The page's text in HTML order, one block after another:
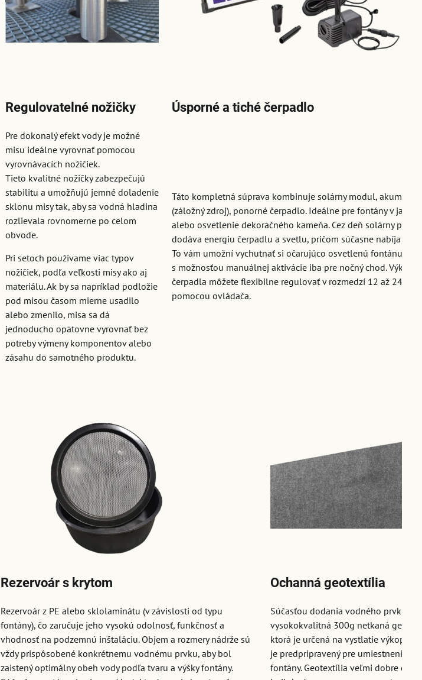
Regulovatelné nožičky Úsporné a tiché čerpadlo
Pre dokonalý efekt vody je možné
misu ideálne vyrovnať pomocou
vyrovnávacích nožičiek.
Tieto kvalitné nožičky zabezpečujú
stabilitu a umožňujú jemné doladenie
sklonu misy tak, aby sa vodná hladina
rozlievala rovnomerne po celom
obvode.
Pri setoch použivame viac typov
nožičiek, podľa veľkosti misy ako aj
materiálu. Ak by sa napríklad podložie
pod misou časom mierne usadilo
alebo zmenilo, misa sa dá
jednoducho opätovne vyrovnať bez
potreby výmeny komponentov alebo
zásahu do samotného produktu.
Táto kompletná súprava kombinuje solárny modul,
(záložný zdroj), ponorné čerpadlo. Ideálne pre fontány v
alebo osvetlenie dekoračného kameňa. Cez deň solárny panel
dodáva energiu čerpadlu a svetlu, pričom súčasne nabíja
To vám umožní vychutnať si očarujúco osvetlenú fontánu aj
s možnosťou manuálnej aktivácie iba pre nočný chod. Výkon
čerpadla môžete flexibilne regulovať v rozmedzí 12 až 24 V
pomocou ovládača.
Rezervoár s krytom Ochanná geotextília
Rezervoár z PE alebo sklolaminátu (v závislosti od typu
fontány), čo zaručuje jeho vysokú odolnosť, funkčnosť a
vhodnosť na podzemnú inštaláciu. Objem a rozmery nádrže sú
vždy prispôsobené konkrétnemu vodnému prvku, aby bol
zaistený optimálny obeh vody podľa tvaru a výšky fontány.
Súčasťou dodania vodného prvku je
vysokokvalitná 300g netkaná
ktorá je určená na vystlatie výkopu,
je predpripravený pre umiestnenie
fontány. Geotextília veľmi dobre